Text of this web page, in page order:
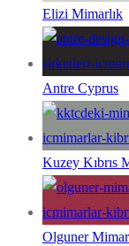
Elizi Mimarlık
Antre Cyprus
Kuzey Kıbrıs
Olguner